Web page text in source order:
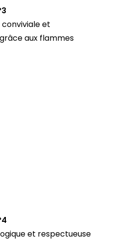
et
aux flammes
et respectueuse